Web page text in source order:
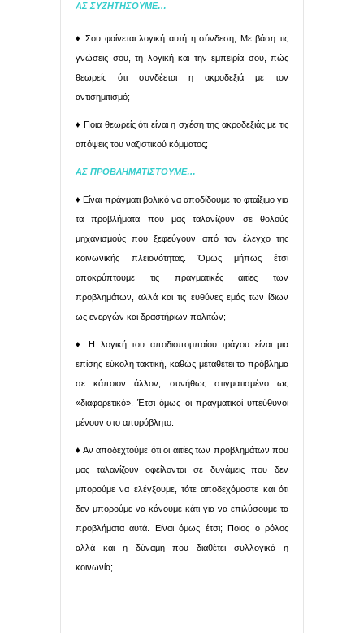
ΑΣ ΣΥΖΗΤΗΣΟΥΜΕ…
♦ Σου φαίνεται λογική αυτή η σύνδεση; Με βάση τις
γνώσεις σου, τη λογική και την εμπειρία σου, πώς
θεωρείς ότι συνδέεται η ακροδεξιά με τον
αντισημιτισμό;
♦ Ποια θεωρείς ότι είναι η σχέση της ακροδεξιάς με τις
απόψεις του ναζιστικού κόμματος;
ΑΣ ΠΡΟΒΛΗΜΑΤΙΣΤΟΥΜΕ…
♦ Είναι πράγματι βολικό να αποδίδουμε το φταίξιμο για
τα προβλήματα που μας ταλανίζουν σε θολούς
μηχανισμούς που ξεφεύγουν από τον έλεγχο της
κοινωνικής πλειονότητας. Όμως μήπως έτσι
αποκρύπτουμε τις πραγματικές αιτίες των
προβλημάτων, αλλά και τις ευθύνες εμάς των ίδιων
ως ενεργών και δραστήριων πολιτών;
♦ Η λογική του αποδιοπομπαίου τράγου είναι μια
επίσης εύκολη τακτική, καθώς μεταθέτει το πρόβλημα
σε κάποιον άλλον, συνήθως στιγματισμένο ως
«διαφορετικό». Έτσι όμως οι πραγματικοί υπεύθυνοι
μένουν στο απυρόβλητο.
♦ Αν αποδεχτούμε ότι οι αιτίες των προβλημάτων που
μας ταλανίζουν οφείλονται σε δυνάμεις που δεν
μπορούμε να ελέγξουμε, τότε αποδεχόμαστε και ότι
δεν μπορούμε να κάνουμε κάτι για να επιλύσουμε τα
προβλήματα αυτά. Είναι όμως έτσι; Ποιος ο ρόλος
αλλά και η δύναμη που διαθέτει συλλογικά η
κοινωνία;